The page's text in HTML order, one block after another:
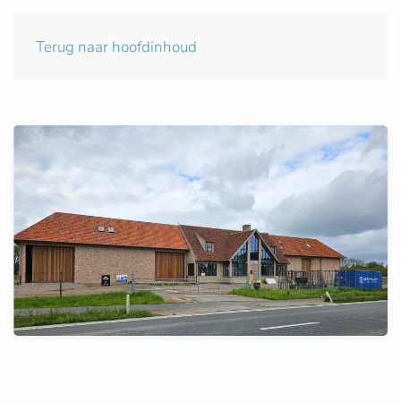
Terug naar hoofdinhoud